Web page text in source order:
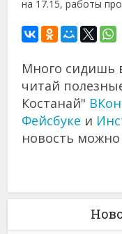
на 17.15, работы
Много сидишь
читай
Костанай"
Фейсбуке и
новость